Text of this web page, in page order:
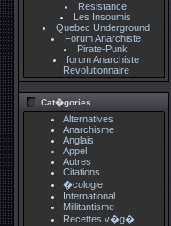
Resistance
Les Insoumis
Quebec Underground
Forum Anarchiste
Pirate-Punk
forum Anarchiste
Revolutionnaire
Cat�gories
Alternatives
Anarchisme
Anglais
Appel
Autres
Citations
�cologie
International
Millitantisme
Recettes v�g�